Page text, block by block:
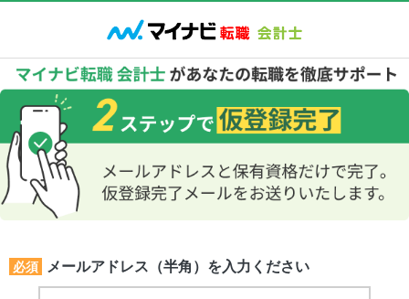
必須 メールアドレス（半角）を入力ください